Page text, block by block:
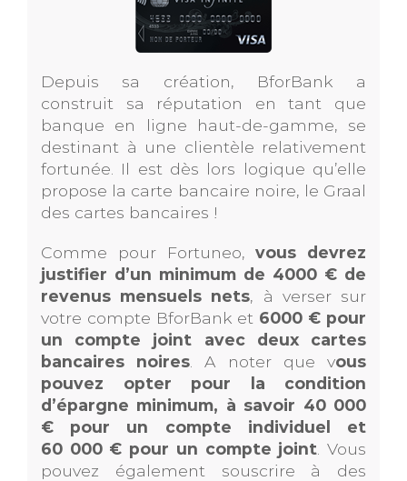
Depuis sa création, BforBank a
construit sa réputation en tant que
banque en ligne haut-de-gamme, se
destinant à une clientèle relativement
fortunée. Il est dès lors logique qu’elle
propose la carte bancaire noire, le Graal
des cartes bancaires !
Comme pour Fortuneo,vous devrez
justifier d’un minimum de 4000 € de
revenus mensuels nets, à verser sur
votre compte BforBank et 6000 € pour
un compte joint avec deux cartes
bancaires noires . A noter que vous
pouvez opter pour la condition
d’épargne minimum, à savoir 40 000
€ pour un compte individuel et
60 000 € pour un compte joint . Vous
pouvez également souscrire à des